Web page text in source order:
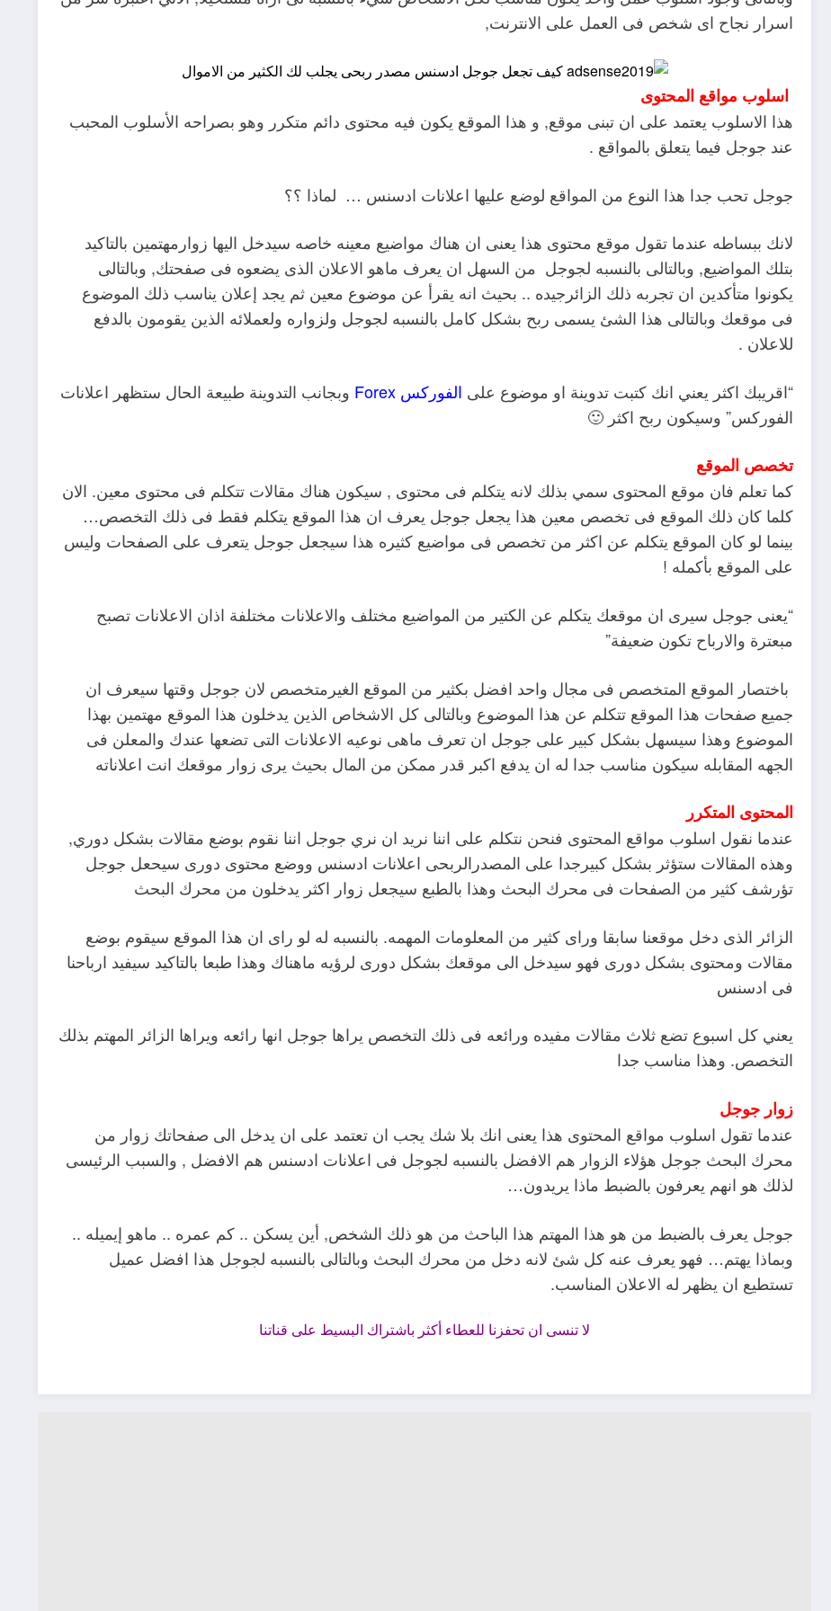
اسرار نجاح اى شخص فى العمل على الانترنت,
اسلوب مواقع المحتوى
هذا الاسلوب يعتمد على ان تبنى موقع, و هذا الموقع يكون فيه محتوى دائم متكرر وهو بصراحه الأسلوب المحبب
عند جوجل فيما يتعلق بالمواقع .
جوجل تحب جدا هذا النوع من المواقع لوضع عليها اعلانات ادسنس … لماذا ؟؟
لانك ببساطه عندما تقول موقع محتوى هذا يعنى ان هناك مواضيع معينه خاصه سيدخل اليها زوارمهتمين بالتاكيد
بتلك المواضيع, وبالتالى بالنسبه لجوجل من السهل ان يعرف ماهو الاعلان الذى يضعوه فى صفحتك, وبالتالى
يكونوا متأكدين ان تجربه ذلك الزائرجيده .. بحيث انه يقرأ عن موضوع معين ثم يجد إعلان يناسب ذلك الموضوع
فى موقعك وبالتالى هذا الشئ يسمى ربح بشكل كامل بالنسبه لجوجل ولزواره ولعملائه الذين يقومون بالدفع
للاعلان .
“اقريبك اكثر يعني انك كتبت تدوينة او موضوع على الفوركس Forex
وبجانب التدوينة طبيعة الحال ستظهر اعلانات
الفوركس” وسيكون ربح اكثر 🙂
تخصص الموقع
كما تعلم فان موقع المحتوى سمي بذلك لانه يتكلم فى محتوى , سيكون هناك مقالات تتكلم فى محتوى معين. الان
كلما كان ذلك الموقع فى تخصص معين هذا يجعل جوجل يعرف ان هذا الموقع يتكلم فقط فى ذلك التخصص…
بينما لو كان الموقع يتكلم عن اكثر من تخصص فى مواضيع كثيره هذا سيجعل جوجل يتعرف على الصفحات وليس
على الموقع بأكمله !
“يعنى جوجل سيرى ان موقعك يتكلم عن الكتير من المواضيع مختلف والاعلانات مختلفة اذان الاعلانات تصبح
مبعترة والارباح تكون ضعيفة”
باختصار الموقع المتخصص فى مجال واحد افضل بكثير من الموقع الغيرمتخصص لان جوجل وقتها سيعرف ان
جميع صفحات هذا الموقع تتكلم عن هذا الموضوع وبالتالى كل الاشخاص الذين يدخلون هذا الموقع مهتمين بهذا
الموضوع وهذا سيسهل بشكل كبير على جوجل ان تعرف ماهى نوعيه الاعلانات التى تضعها عندك والمعلن فى
الجهه المقابله سيكون مناسب جدا له ان يدفع اكبر قدر ممكن من المال بحيث يرى زوار موقعك انت اعلاناته
المحتوى المتكرر
عندما نقول اسلوب مواقع المحتوى فنحن نتكلم على اننا نريد ان نري جوجل اننا نقوم بوضع مقالات بشكل دوري,
وهذه المقالات ستؤثر بشكل كبيرجدا على المصدرالربحى اعلانات ادسنس ووضع محتوى دورى سيحعل جوجل
تؤرشف كثير من الصفحات فى محرك البحث وهذا بالطبع سيجعل زوار اكثر يدخلون من محرك البحث
الزائر الذى دخل موقعنا سابقا وراى كثير من المعلومات المهمه. بالنسبه له لو راى ان هذا الموقع سيقوم بوضع
مقالات ومحتوى بشكل دورى فهو سيدخل الى موقعك بشكل دورى لرؤيه ماهناك وهذا طبعا بالتاكيد سيفيد ارباحنا
فى ادسنس
يعني كل اسبوع تضع ثلاث مقالات مفيده ورائعه فى ذلك التخصص يراها جوجل انها رائعه ويراها الزائر المهتم بذلك
التخصص. وهذا مناسب جدا
زوار جوجل
عندما تقول اسلوب مواقع المحتوى هذا يعنى انك بلا شك يجب ان تعتمد على ان يدخل الى صفحاتك زوار من
محرك البحث جوجل هؤلاء الزوار هم الافضل بالنسبه لجوجل فى اعلانات ادسنس هم الافضل , والسبب الرئيسى
لذلك هو انهم يعرفون بالضبط ماذا يريدون…
جوجل يعرف بالضبط من هو هذا المهتم هذا الباحث من هو ذلك الشخص, أين يسكن .. كم عمره .. ماهو إيميله ..
وبماذا يهتم… فهو يعرف عنه كل شئ لانه دخل من محرك البحث وبالتالى بالنسبه لجوجل هذا افضل عميل
تستطيع ان يظهر له الاعلان المناسب.
لا تنسى ان تحفزنا للعطاء أكثر باشتراك البسيط على قناتنا